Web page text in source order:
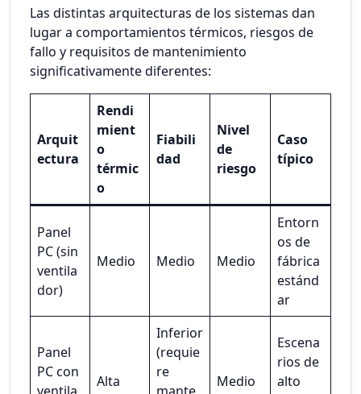
Las distintas arquitecturas de los sistemas dan
lugar a comportamientos térmicos, riesgos de
fallo y requisitos de mantenimiento
significativamente diferentes:
Arquit
ectura
Rendi
mient
o
térmic
o
Fiabili
dad
Nivel
de
riesgo
Caso
típico
Panel
PC (sin
ventila
dor)
Medio Medio Medio
Entorn
os de
fábrica
estánd
ar
Panel
PC con
Alta
Inferior
(requie
re
Medio
Escena
rios de
alto